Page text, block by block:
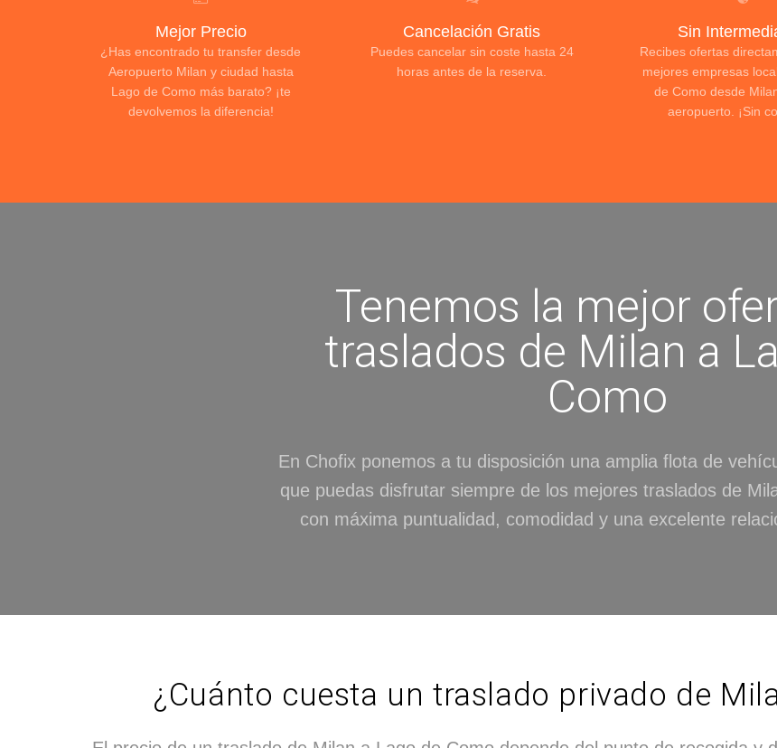
Mejor Precio
¿Has encontrado tu transfer desde
Aeropuerto Milan y ciudad hasta
Lago de Como más barato? ¡te
devolvemos la diferencia!
Cancelación Gratis
Puedes cancelar sin coste hasta 24
horas antes de la reserva.
Sin
Recibes ofertas
mejores empresas
de Como desde
aeropuerto. ¡Sin
Tenemos la mejor
traslados de Milan a
Como
En Chofix ponemos a tu disposición una amplia flota de
que puedas disfrutar siempre de los mejores traslados de
con máxima puntualidad, comodidad y una excelente
¿Cuánto cuesta un traslado privado de